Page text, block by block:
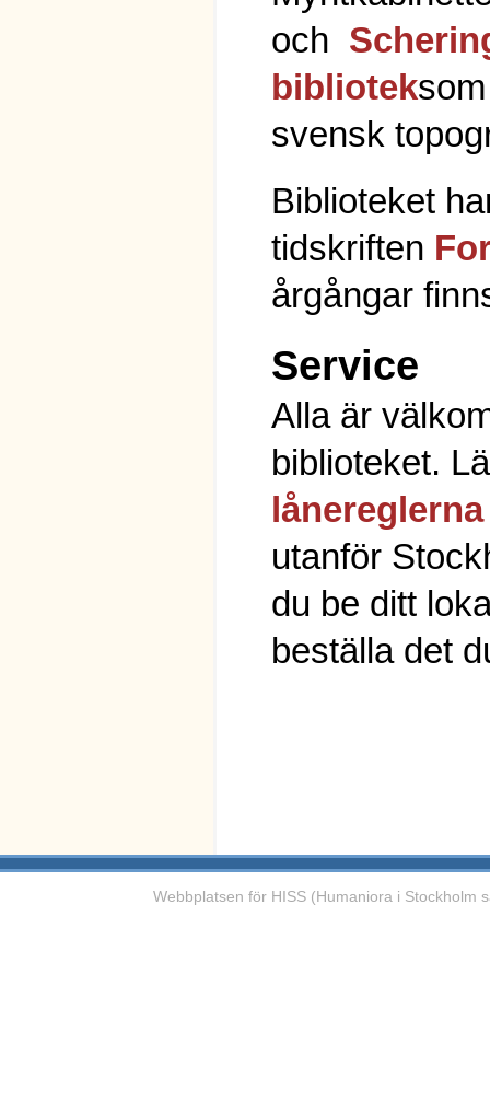
och
bibliotek
svensk
Biblioteket
tidskriften
årgångar
Service
Alla är
biblioteket.
lånereglerna
utanför
du be ditt
beställa det
Webbplatsen för HISS (Humaniora i Stockholm